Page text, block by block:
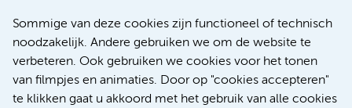
Sommige van deze cookies zijn functioneel of technisch
noodzakelijk. Andere gebruiken we om de website te
verbeteren. Ook gebruiken we cookies voor het tonen
van filmpjes en animaties. Door op "cookies accepteren"
te klikken gaat u akkoord met het gebruik van alle cookies
Nieuws
Research
Educatie locatie AMC
Educatie locatie VUmc